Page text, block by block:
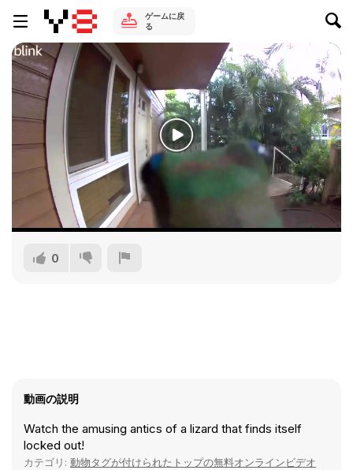
ゲームに戻
る
0
動画の説明
Watch the amusing antics of a lizard that finds itself
locked out!
カテゴリ: 動物タグが付けられたトップの無料オンラインビデオ